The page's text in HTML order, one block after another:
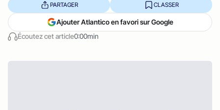
Écoutez cet article0:00min
PARTAGER CLASSER
Ajouter Atlantico en favori sur Google